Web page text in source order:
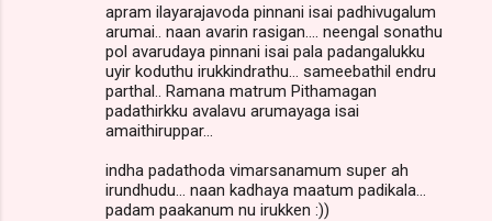
apram ilayarajavoda pinnani isai padhivugalum
arumai.. naan avarin rasigan.... neengal sonathu
pol avarudaya pinnani isai pala padangalukku
uyir koduthu irukkindrathu... sameebathil endru
parthal.. Ramana matrum Pithamagan
padathirkku avalavu arumayaga isai
amaithiruppar...
indha padathoda vimarsanamum super ah
irundhudu... naan kadhaya maatum padikala...
padam paakanum nu irukken :))